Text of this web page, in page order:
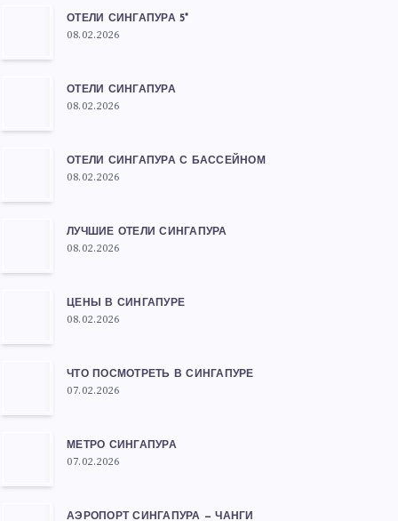
ОТЕЛИ СИНГАПУРА 5*
08.02.2026
ОТЕЛИ СИНГАПУРА
08.02.2026
ОТЕЛИ СИНГАПУРА С БАССЕЙНОМ
08.02.2026
ЛУЧШИЕ ОТЕЛИ СИНГАПУРА
08.02.2026
ЦЕНЫ В СИНГАПУРЕ
08.02.2026
ЧТО ПОСМОТРЕТЬ В СИНГАПУРЕ
07.02.2026
МЕТРО СИНГАПУРА
07.02.2026
АЭРОПОРТ СИНГАПУРА — ЧАНГИ